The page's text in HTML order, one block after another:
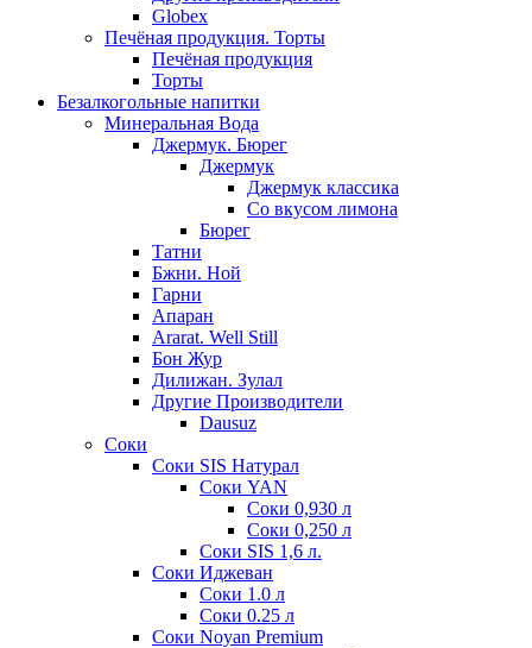
Globex
Печёная продукция. Торты
Печёная продукция
Торты
Безалкогольные напитки
Минеральная Вода
Джермук. Бюрег
Джермук
Джермук классика
Со вкусом лимона
Бюрег
Татни
Бжни. Ной
Гарни
Апаран
Ararat. Well Still
Бон Жур
Дилижан. Зулал
Другие Производители
Dausuz
Соки
Соки SIS Натурал
Соки YAN
Соки 0,930 л
Соки 0,250 л
Соки SIS 1,6 л.
Соки Иджеван
Соки 1.0 л
Соки 0.25 л
Соки Noyan Premium